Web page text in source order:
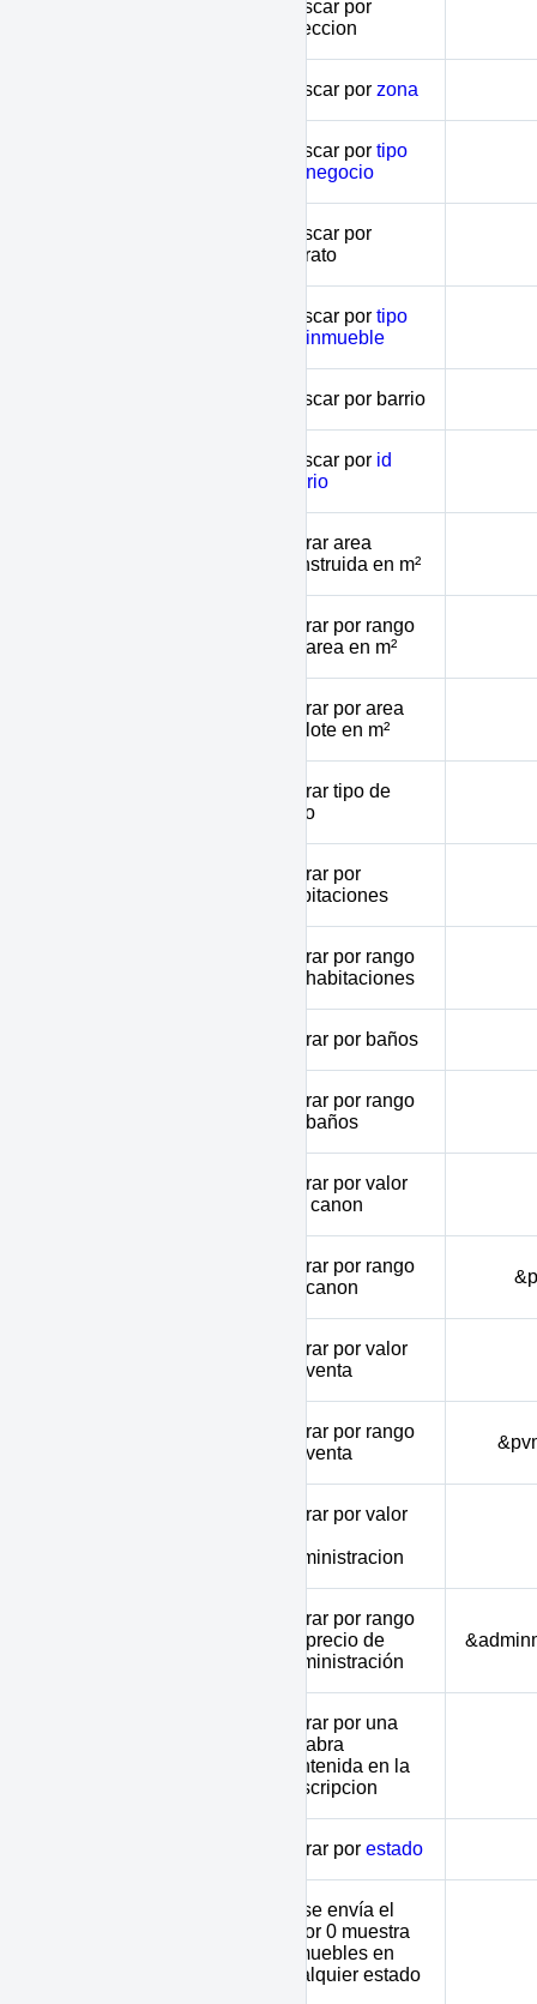
Buscar por
direccion
Buscar por zona
Buscar por tipo
de negocio
Buscar por
estrato
Buscar por tipo
de inmueble
Buscar por barrio
Buscar por id
barrio
Filtrar area
construida en m²
Filtrar por rango
de area en m²
Filtrar por area
de lote en m²
Filtrar tipo de
piso
Filtrar por
habitaciones
Filtrar por rango
de habitaciones
Filtrar por baños
Filtrar por rango
de baños
Filtrar por valor
del canon
Filtrar por rango
de canon
Filtrar por valor
de venta
Filtrar por rango
de venta
Filtrar por valor
administracion
Filtrar por rango
de precio de
administración
Filtrar por una
palabra
contenida en la
descripcion
Filtrar por estado
Si se envía el
valor 0 muestra
inmuebles en
cualquier estado